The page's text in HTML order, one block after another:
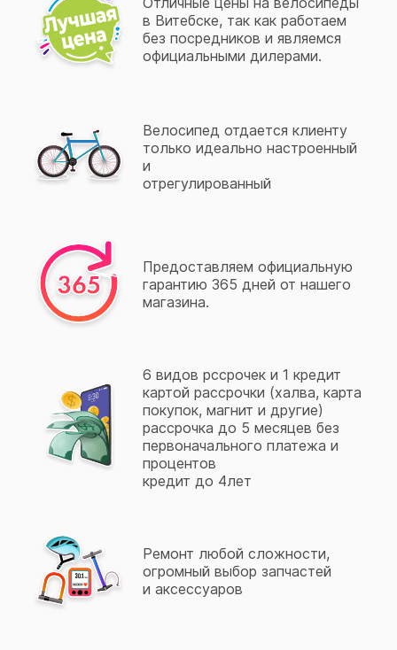
в Витебске, так как работаем
без посредников и являемся
официальными дилерами.
Велосипед отдается клиенту
только идеально настроенный
и
отрегулированный
Предоставляем официальную
гарантию 365 дней от нашего
магазина.
6 видов рссрочек и 1 кредит
картой рассрочки (халва, карта
покупок, магнит и другие)
рассрочка до 5 месяцев без
первоначального платежа и
процентов
кредит до 4лет
Ремонт любой сложности,
огромный выбор запчастей
и аксессуаров